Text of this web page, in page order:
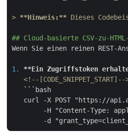
> **Hinweis:** Dieses
## Cloud-basierte CSV-zu-
Wenn Sie einen reinen REST-
1.
**Ein Zugriffstoken
<!--[CODE_SNIPPET_START]--
```bash
curl -X POST "https://
-H "Content-Type: